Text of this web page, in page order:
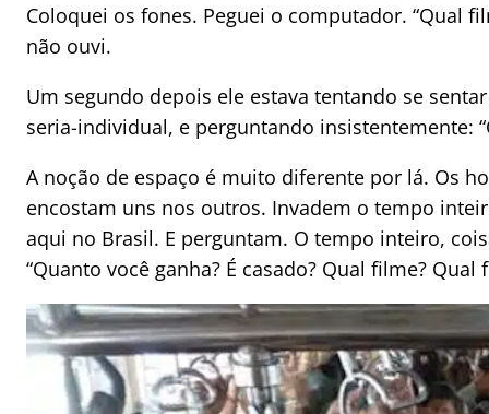
Coloquei os fones. Peguei o computador. “Qual
não ouvi.
Um segundo depois ele estava tentando se
seria-individual, e perguntando insistentemente:
A noção de espaço é muito diferente por lá. Os
encostam uns nos outros. Invadem o tempo
aqui no Brasil. E perguntam. O tempo inteiro,
“Quanto você ganha? É casado? Qual filme?